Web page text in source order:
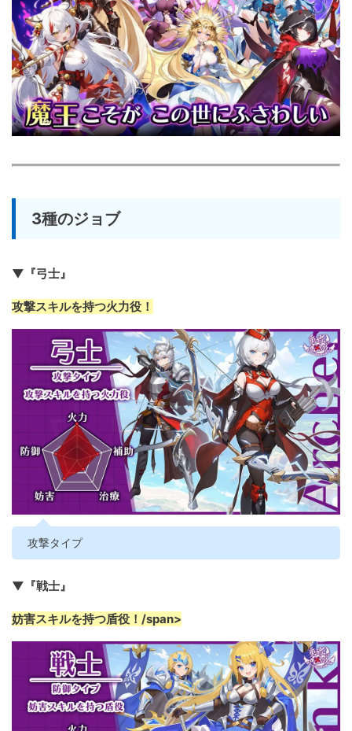
3種のジョブ
▼『弓士』
攻撃スキルを持つ火力役！
攻撃タイプ
▼『戦士』
妨害スキルを持つ盾役！/span>